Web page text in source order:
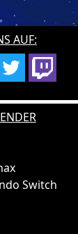
AUF:
Switch